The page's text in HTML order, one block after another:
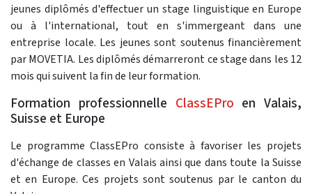
jeunes diplômés d'effectuer un stage linguistique en Europe
ou à l'international, tout en s'immergeant dans une
entreprise locale. Les jeunes sont soutenus financièrement
par MOVETIA. Les diplômés démarreront ce stage dans les 12
mois qui suivent la fin de leur formation.
Formation professionnelle ClassEPro en Valais,
Suisse et Europe
Le programme ClassEPro consiste à favoriser les projets
d'échange de classes en Valais ainsi que dans toute la Suisse
et en Europe. Ces projets sont soutenus par le canton du